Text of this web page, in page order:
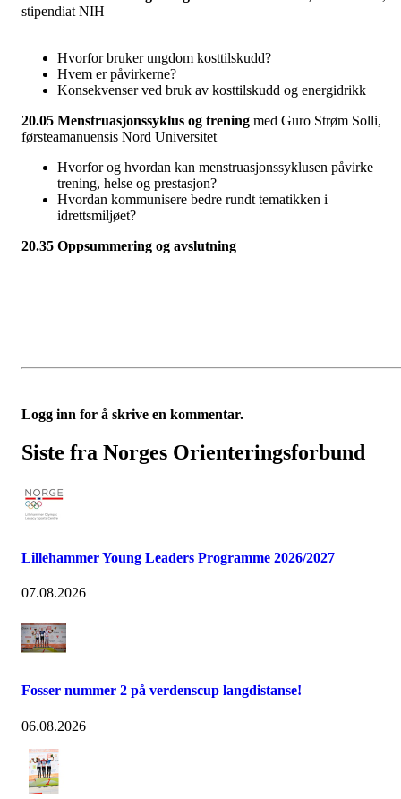
stipendiat NIH
Hvorfor bruker ungdom kosttilskudd?
Hvem er påvirkerne?
Konsekvenser ved bruk av kosttilskudd og energidrikk
20.05 Menstruasjonssyklus og trening med Guro Strøm Solli,
førsteamanuensis Nord Universitet
Hvorfor og hvordan kan menstruasjonssyklusen påvirke
trening, helse og prestasjon?
Hvordan kommunisere bedre rundt tematikken i
idrettsmiljøet?
20.35 Oppsummering og avslutning
Logg inn for å skrive en kommentar.
Siste fra Norges Orienteringsforbund
Lillehammer Young Leaders Programme 2026/2027
07.08.2026
Fosser nummer 2 på verdenscup langdistanse!
06.08.2026